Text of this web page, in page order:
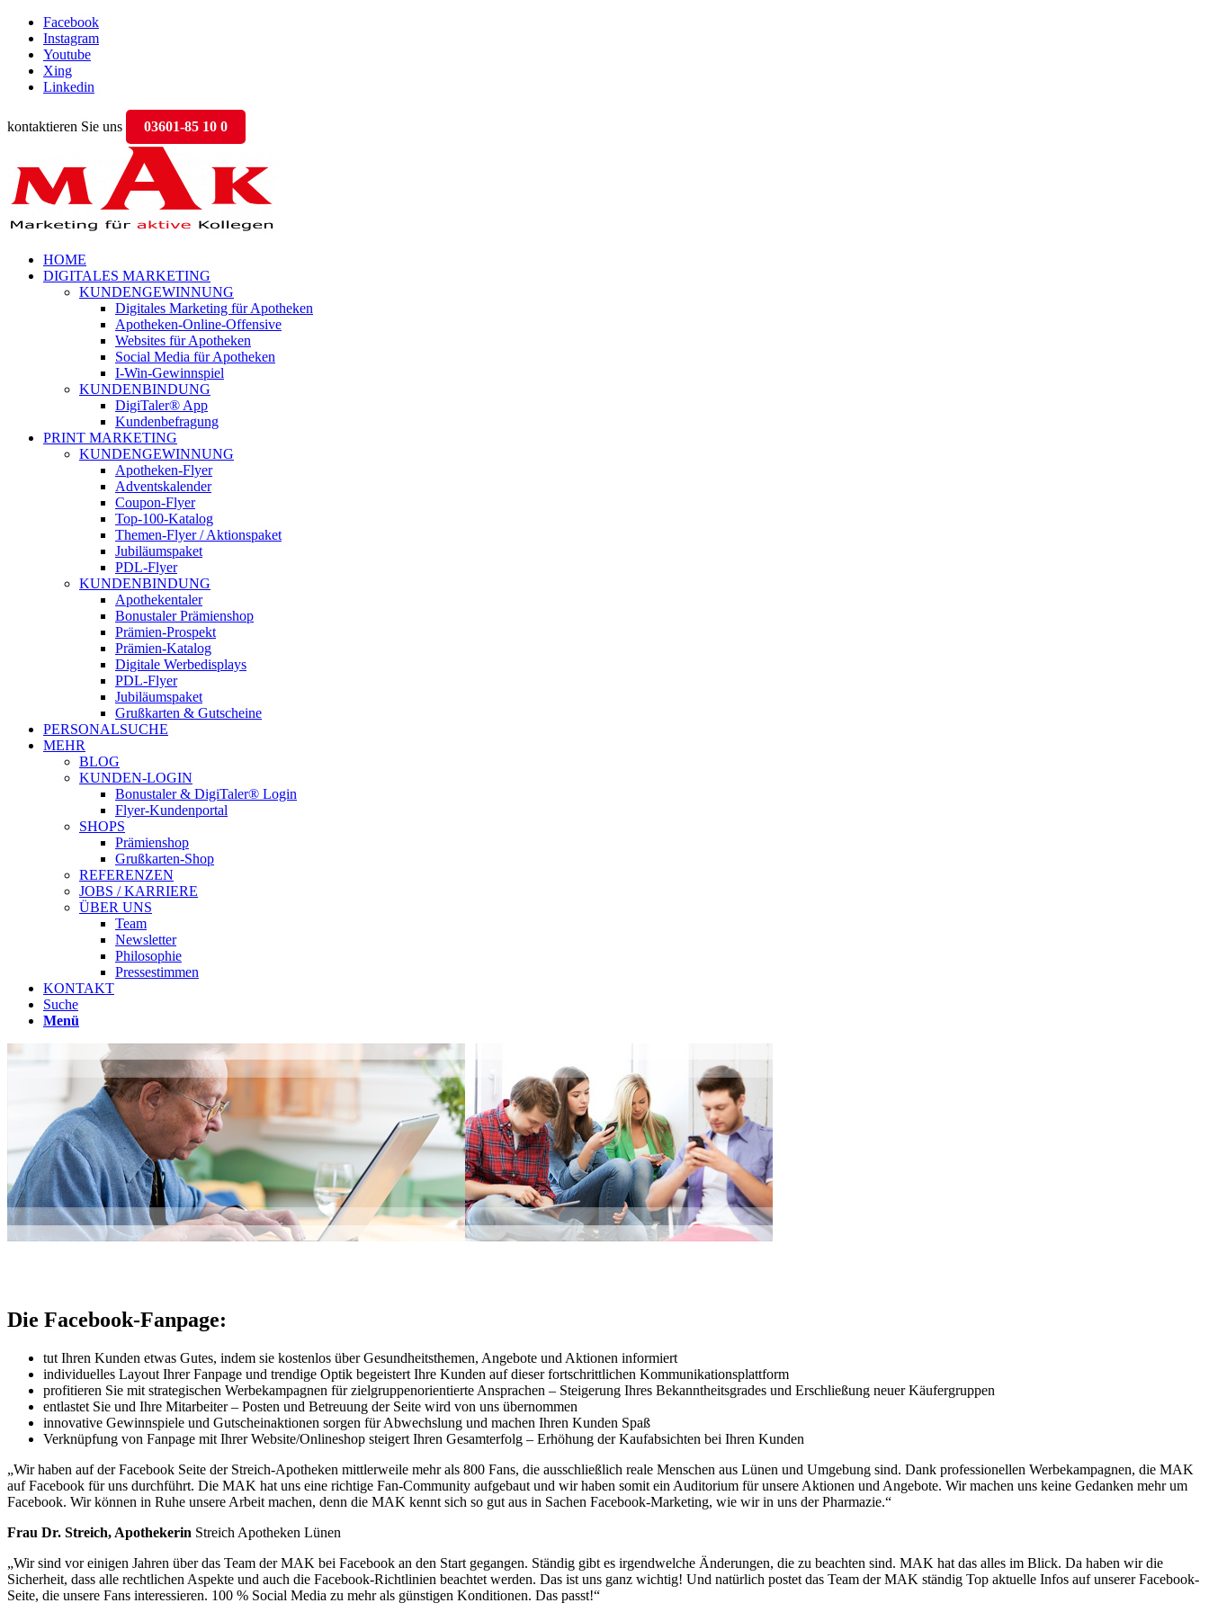
Facebook
Instagram
Youtube
Xing
Linkedin
kontaktieren Sie uns 03601-85 10 0
HOME
DIGITALES MARKETING
KUNDENGEWINNUNG
Digitales Marketing für Apotheken
Apotheken-Online-Offensive
Websites für Apotheken
Social Media für Apotheken
I-Win-Gewinnspiel
KUNDENBINDUNG
DigiTaler® App
Kundenbefragung
PRINT MARKETING
KUNDENGEWINNUNG
Apotheken-Flyer
Adventskalender
Coupon-Flyer
Top-100-Katalog
Themen-Flyer / Aktionspaket
Jubiläumspaket
PDL-Flyer
KUNDENBINDUNG
Apothekentaler
Bonustaler Prämienshop
Prämien-Prospekt
Prämien-Katalog
Digitale Werbedisplays
PDL-Flyer
Jubiläumspaket
Grußkarten & Gutscheine
PERSONALSUCHE
MEHR
BLOG
KUNDEN-LOGIN
Bonustaler & DigiTaler® Login
Flyer-Kundenportal
SHOPS
Prämienshop
Grußkarten-Shop
REFERENZEN
JOBS / KARRIERE
ÜBER UNS
Team
Newsletter
Philosophie
Pressestimmen
KONTAKT
Suche
Menü
Die Facebook-Fanpage:
tut Ihren Kunden etwas Gutes, indem sie kostenlos über Gesundheitsthemen, Angebote und Aktionen informiert
individuelles Layout Ihrer Fanpage und trendige Optik begeistert Ihre Kunden auf dieser fortschrittlichen Kommunikationsplattform
profitieren Sie mit strategischen Werbekampagnen für zielgruppenorientierte Ansprachen – Steigerung Ihres Bekanntheitsgrades und Erschließung neuer Käufergruppen
entlastet Sie und Ihre Mitarbeiter – Posten und Betreuung der Seite wird von uns übernommen
innovative Gewinnspiele und Gutscheinaktionen sorgen für Abwechslung und machen Ihren Kunden Spaß
Verknüpfung von Fanpage mit Ihrer Website/Onlineshop steigert Ihren Gesamterfolg – Erhöhung der Kaufabsichten bei Ihren Kunden
„Wir haben auf der Facebook Seite der Streich-Apotheken mittlerweile mehr als 800 Fans, die ausschließlich reale Menschen aus Lünen und Umgebung sind. Dank professionellen Werbekampagnen, die MAK
auf Facebook für uns durchführt. Die MAK hat uns eine richtige Fan-Community aufgebaut und wir haben somit ein Auditorium für unsere Aktionen und Angebote. Wir machen uns keine Gedanken mehr um
Facebook. Wir können in Ruhe unsere Arbeit machen, denn die MAK kennt sich so gut aus in Sachen Facebook-Marketing, wie wir in uns der Pharmazie.“
Frau Dr. Streich, Apothekerin Streich Apotheken Lünen
„Wir sind vor einigen Jahren über das Team der MAK bei Facebook an den Start gegangen. Ständig gibt es irgendwelche Änderungen, die zu beachten sind. MAK hat das alles im Blick. Da haben wir die
Sicherheit, dass alle rechtlichen Aspekte und auch die Facebook-Richtlinien beachtet werden. Das ist uns ganz wichtig! Und natürlich postet das Team der MAK ständig Top aktuelle Infos auf unserer Facebook-
Seite, die unsere Fans interessieren. 100 % Social Media zu mehr als günstigen Konditionen. Das passt!“